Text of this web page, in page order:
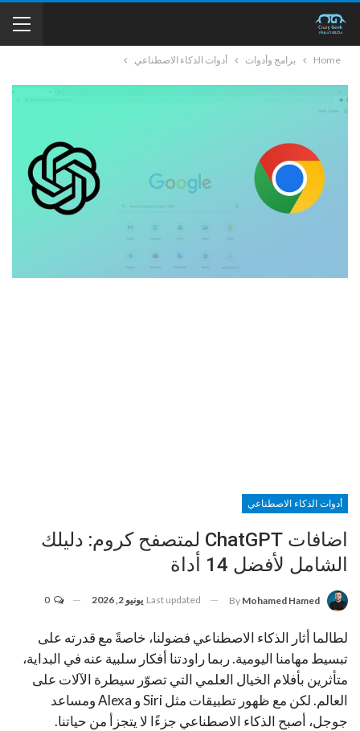
Home برامج وأدوات أدوات الذكاء الاصطناعي
أدوات الذكاء الاصطناعي
اضافات ChatGPT لمتصفح كروم: دليلك
الشامل لأفضل 14 أداة
By Mohamed Hamed
Last updated يونيو 2, 2026
لطالما أثار الذكاء الاصطناعي فضولنا، خاصةً مع قدرته على
تبسيط مهامنا اليومية. ربما راودتنا أفكار سلبية عنه في البداية،
متأثرين بأفلام الخيال العلمي التي تصوّر سيطرة الآلات على
العالم. لكن مع ظهور تطبيقات مثل Siri و Alexa ومساعد
جوجل، أصبح الذكاء الاصطناعي جزءًا لا يتجزأ من حياتنا.